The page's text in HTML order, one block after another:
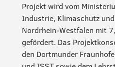
Projekt wird vom
Industrie, Klimaschutz
Nordrhein-Westfalen mit
gefördert. Das
den Dortmunder